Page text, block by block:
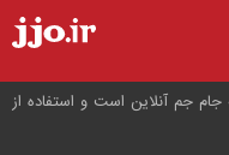
جم آنلاین است و استفاده از